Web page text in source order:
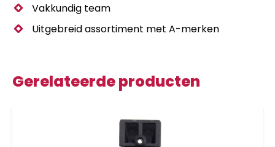
Vakkundig team
Uitgebreid assortiment met A-merken
Gerelateerde producten